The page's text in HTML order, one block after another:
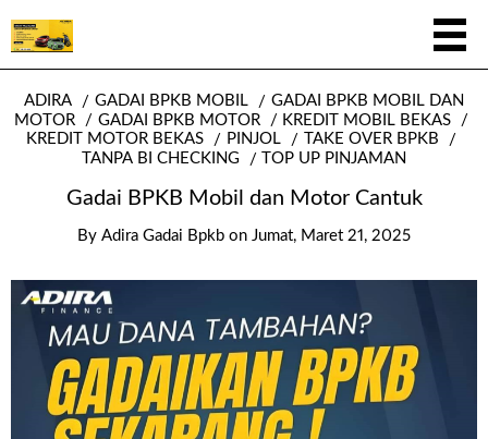
ADIRA GADAI BPKB MOBIL
GADAI BPKB MOBIL DAN
MOTOR
GADAI BPKB MOTOR
KREDIT MOBIL BEKAS
KREDIT MOTOR BEKAS
PINJOL
TAKE OVER BPKB
TANPA BI CHECKING
TOP UP PINJAMAN
Gadai BPKB Mobil dan Motor Cantuk
By Adira Gadai Bpkb on Jumat, Maret 21, 2025